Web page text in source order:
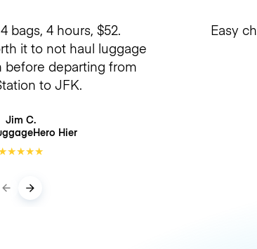
bags, 4 hours, $52.
it to not haul luggage
before departing from
to JFK.
Jim C.
Hier
★★★★
Easy